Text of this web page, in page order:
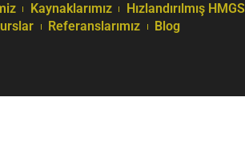
Kaynaklarımız Hızlandırılmış HMGS
Referanslarımız Blog